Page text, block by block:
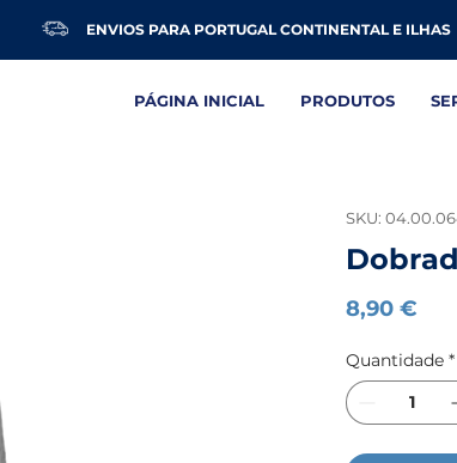
ENVIOS PARA PORTUGAL CONTINENTAL E ILHAS
PÁGINA INICIAL PRODUTOS
SKU:
8,90 €
Quantidade *